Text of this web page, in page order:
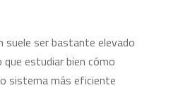
suele ser bastante elevado
estudiar bien cómo
sistema más eficiente